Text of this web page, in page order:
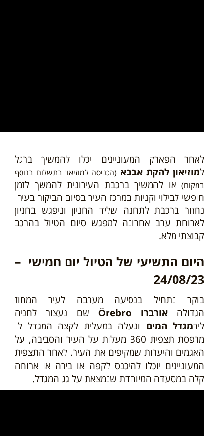
לאחר הפארק המעוניינים יכלו להמשיך ברגל
למוזיאון להקת אבבא (הכניסה למוזיאון בתשלום בנוסף
במקום) או להמשיך ברכבת העירונית להמשך לזמן
חופשי לבילוי וקניות במרכז העיר בסיום הביקור בעיר
נחזור ברכבת לתחנה שליד החניון וניפגש בחניון
לארוחת ערב אחרונה למפגש סיום הטיול בהרכב
קבוצתי מלא.
היום התשיעי של הטיול יום חמישי –
24/08/23
בוקר נתחיל בנסיעה מערבה לעיר המחוז
הגדולה אורברו Örebro
שם נעצור לחניה
לידמגדל המים ונעלה במעלית לקצה המגדל ל-
מרפסת תצפית 360 מעלות על העיר והסביבה, על
האגמים והיערות שמקיפים את העיר. לאחר התצפית
המעוניינים יוכלו להיכנס לקפה או בירה או ארוחה
קלה במסעדה המיוחדת שנמצאת על גג המגדל.